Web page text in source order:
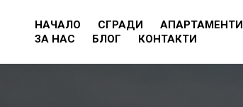
НАЧАЛО СГРАДИ АПАРТАМЕНТИ
ЗА НАС
БЛОГ КОНТАКТИ